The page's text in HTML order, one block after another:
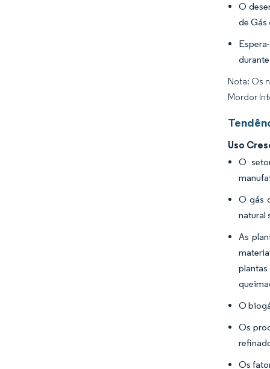
O
de Gás
Nota: Os
Mordor
Uso
O
O gás
natural
As
O
Os
Os